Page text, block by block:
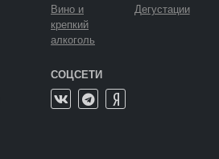
Вино и
крепкий
алкоголь
Дегустации
СОЦСЕТИ